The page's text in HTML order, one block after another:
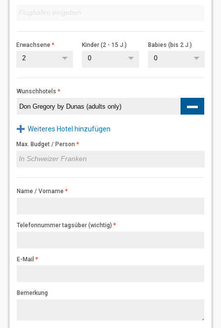
Erwachsene
2
Kinder (2 - 15 J.)
0
Babies (bis 2 J.)
0
Wunschhotels
Weiteres Hotel hinzufügen
Max. Budget / Person
Name / Vorname
Telefonnummer tagsüber (wichtig)
E-Mail
Bemerkung